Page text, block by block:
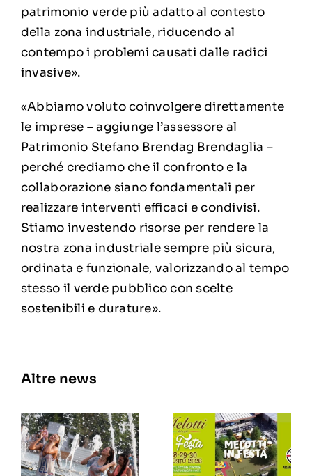
patrimonio verde più adatto al contesto
della zona industriale, riducendo al
contempo i problemi causati dalle radici
invasive».
«Abbiamo voluto coinvolgere direttamente
le imprese – aggiunge l’assessore al
Patrimonio Stefano Brendag Brendaglia –
perché crediamo che il confronto e la
collaborazione siano fondamentali per
realizzare interventi efficaci e condivisi.
Stiamo investendo risorse per rendere la
nostra zona industriale sempre più sicura,
ordinata e funzionale, valorizzando al tempo
stesso il verde pubblico con scelte
sostenibili e durature».
Altre news